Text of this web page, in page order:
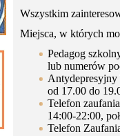
Wszystkim
Miejsca, w których
Pedagog
lub numerów
Antydepresyjny
od 17.00 do
Telefon
14:00-22:00,
Telefon